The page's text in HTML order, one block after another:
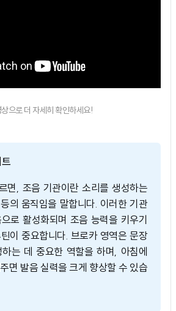
으로 더 자세히 확인하세요!
면, 조음 기관이란 소리를 생성하는
의 움직임을 말합니다. 이러한 기관
로 활성화되며 조음 능력을 키우기
이 중요합니다. 브로카 영역은 문장
는 데 중요한 역할을 하며, 아침에
면 발음 실력을 크게 향상할 수 있습